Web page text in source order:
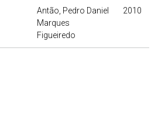
Antão, Pedro Daniel
Marques
Figueiredo
2010